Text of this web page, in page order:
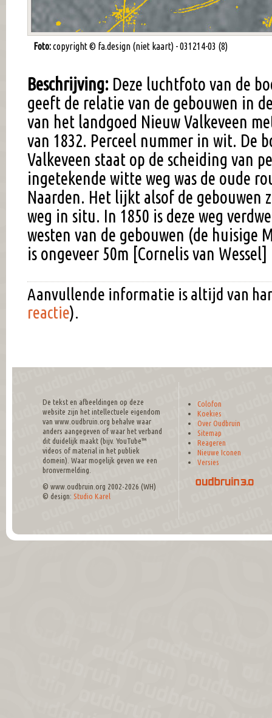
Foto:copyright © fa.design (niet kaart) - 031214-03 (8)
Beschrijving: Deze luchtfoto van de
geeft de relatie van de gebouwen in
van het landgoed Nieuw Valkeveen
van 1832. Perceel nummer in wit. De
Valkeveen staat op de scheiding van
ingetekende witte weg was de oude
Naarden. Het lijkt alsof de gebouwen
weg in situ. In 1850 is deze weg
westen van de gebouwen (de huisige
is ongeveer 50m [Cornelis van Wessel]
Aanvullende informatie is altijd van
reactie).
De tekst en afbeeldingen op deze
website zijn het intellectuele eigendom
van www.oudbruin.org behalve waar
anders aangegeven of waar het verband
dit duidelijk maakt (bijv. YouTube™
videos of material in het publiek
domein). Waar mogelijk geven we een
bronvermelding.
© www.oudbruin.org 2002-2026 (WH)
© design: Studio Karel
Colofon
Koekies
Over Oudbruin
Sitemap
Reageren
Nieuwe Iconen
Versies